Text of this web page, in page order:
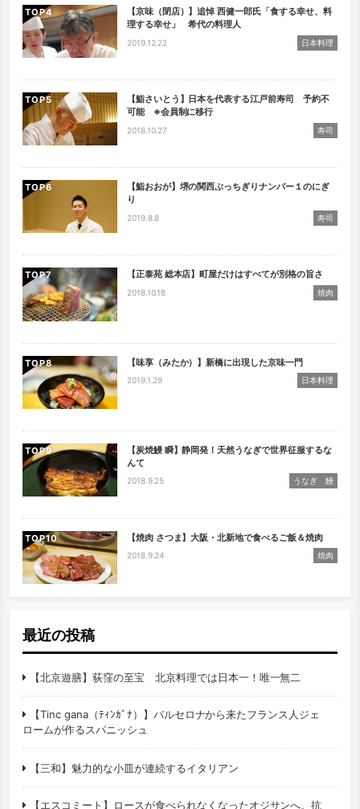
TOP
【京味（閉店）】追悼 西健一郎氏「食する幸せ、料
理する幸せ」 希代の料理人
2019.12.22 日本料理
TOP
【鮨さいとう】日本を代表する江戸前寿司 予約不
可能 ※会員制に移行
2018.10.27 寿司
TOP
【鮨おおが】堺の関西ぶっちぎりナンバー１のにぎ
り
2019.8.8 寿司
TOP 【正泰苑 総本店】町屋だけはすべてが別格の旨さ
2018.10.18 焼肉
TOP 【味享（みたか）】新橋に出現した京味一門
2019.1.29 日本料理
TOP
【炭焼鰻 瞬】静岡発！天然うなぎで世界征服するな
んて
2018.9.25 うなぎ 鰻
TOP 【焼肉 さつま】大阪・北新地で食べるご飯＆焼肉
2018.9.24 焼肉
最近の投稿
【北京遊膳】荻窪の至宝 北京料理では日本一！唯一無二
【Tinc gana（ﾃｨﾝｶﾞﾅ）】バルセロナから来たフランス人ジェ
ロームが作るスパニッシュ
【三和】魅力的な小皿が連続するイタリアン
【エスコミート】ロースが食べられなくなったオジサンへ。抗